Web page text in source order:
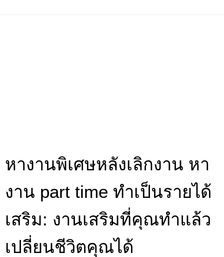
หางานพิเศษหลังเลิกงาน หา
งาน part time ทำเป็นรายได้
เสริม: งานเสริมที่คุณทำแล้ว
เปลี่ยนชีวิตคุณได้